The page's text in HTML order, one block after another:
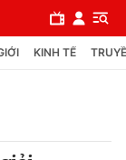
KINH TẾ